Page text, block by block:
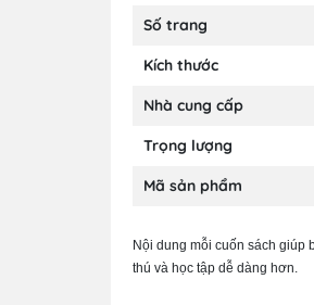
Số trang
Kích thước
Nhà cung cấp
Trọng lượng
Mã sản phẩm
Nội dung mỗi cuốn sách giúp
thú và học tập dễ dàng hơn.